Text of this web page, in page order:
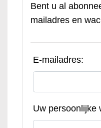
Bent u al
mailadres en
E-mailadres:
Uw persoonlijke